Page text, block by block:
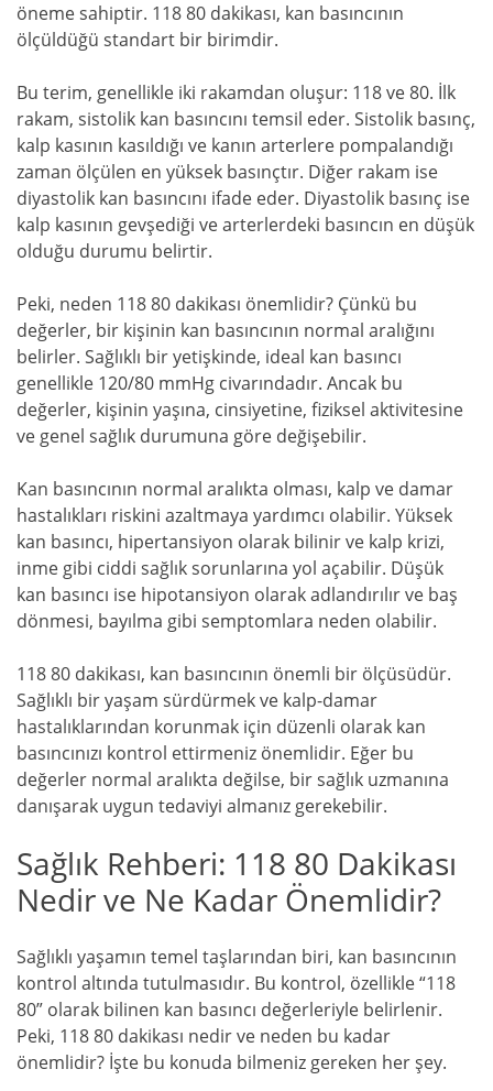
öneme sahiptir. 118 80 dakikası, kan basıncının
ölçüldüğü standart bir birimdir.
Bu terim, genellikle iki rakamdan oluşur: 118 ve 80. İlk
rakam, sistolik kan basıncını temsil eder. Sistolik basınç,
kalp kasının kasıldığı ve kanın arterlere pompalandığı
zaman ölçülen en yüksek basınçtır. Diğer rakam ise
diyastolik kan basıncını ifade eder. Diyastolik basınç ise
kalp kasının gevşediği ve arterlerdeki basıncın en düşük
olduğu durumu belirtir.
Peki, neden 118 80 dakikası önemlidir? Çünkü bu
değerler, bir kişinin kan basıncının normal aralığını
belirler. Sağlıklı bir yetişkinde, ideal kan basıncı
genellikle 120/80 mmHg civarındadır. Ancak bu
değerler, kişinin yaşına, cinsiyetine, fiziksel aktivitesine
ve genel sağlık durumuna göre değişebilir.
Kan basıncının normal aralıkta olması, kalp ve damar
hastalıkları riskini azaltmaya yardımcı olabilir. Yüksek
kan basıncı, hipertansiyon olarak bilinir ve kalp krizi,
inme gibi ciddi sağlık sorunlarına yol açabilir. Düşük
kan basıncı ise hipotansiyon olarak adlandırılır ve baş
dönmesi, bayılma gibi semptomlara neden olabilir.
118 80 dakikası, kan basıncının önemli bir ölçüsüdür.
Sağlıklı bir yaşam sürdürmek ve kalp-damar
hastalıklarından korunmak için düzenli olarak kan
basıncınızı kontrol ettirmeniz önemlidir. Eğer bu
değerler normal aralıkta değilse, bir sağlık uzmanına
danışarak uygun tedaviyi almanız gerekebilir.
Sağlık Rehberi: 118 80 Dakikası
Nedir ve Ne Kadar Önemlidir?
Sağlıklı yaşamın temel taşlarından biri, kan basıncının
kontrol altında tutulmasıdır. Bu kontrol, özellikle “118
80” olarak bilinen kan basıncı değerleriyle belirlenir.
Peki, 118 80 dakikası nedir ve neden bu kadar
önemlidir? İşte bu konuda bilmeniz gereken her şey.